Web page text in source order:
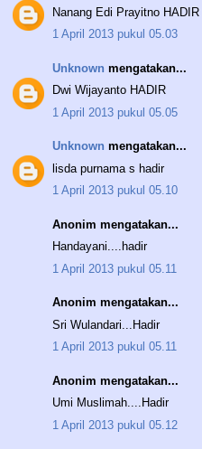
Nanang Edi Prayitno HADIR
1 April 2013 pukul 05.03
Unknown mengatakan...
Dwi Wijayanto HADIR
1 April 2013 pukul 05.05
Unknown mengatakan...
lisda purnama s hadir
1 April 2013 pukul 05.10
Anonim mengatakan...
Handayani....hadir
1 April 2013 pukul 05.11
Anonim mengatakan...
Sri Wulandari...Hadir
1 April 2013 pukul 05.11
Anonim mengatakan...
Umi Muslimah....Hadir
1 April 2013 pukul 05.12